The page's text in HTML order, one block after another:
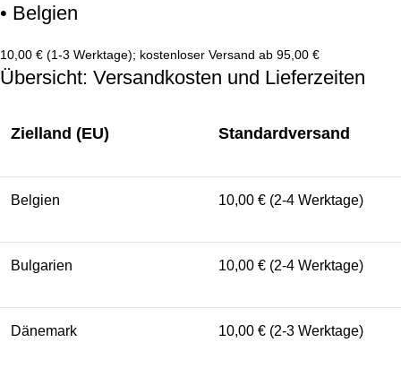
• Belgien
10,00 € (1-3 Werktage); kostenloser Versand ab 95,00 €
Übersicht: Versandkosten und Lieferzeiten
Zielland (EU) Standardversand
Belgien 10,00 € (2-4 Werktage)
Bulgarien 10,00 € (2-4 Werktage)
Dänemark 10,00 € (2-3 Werktage)